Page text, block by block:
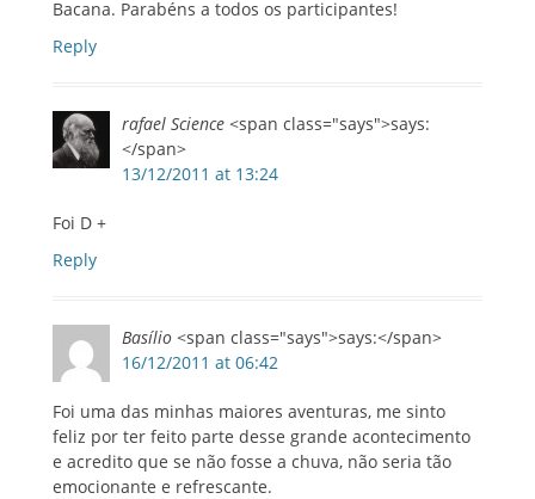
Bacana. Parabéns a todos os participantes!
Reply
rafael Science <span class="says">says:
</span>
13/12/2011 at 13:24
Foi D +
Reply
Basílio <span class="says">says:</span>
16/12/2011 at 06:42
Foi uma das minhas maiores aventuras, me sinto
feliz por ter feito parte desse grande acontecimento
e acredito que se não fosse a chuva, não seria tão
emocionante e refrescante.